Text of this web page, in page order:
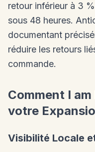
retour inférieur à 3
sous 48 heures.
documentant
réduire les retours
commande.
Comment I
votre
Visibilité Locale